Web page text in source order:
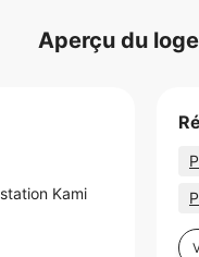
Aperçu du
Kami